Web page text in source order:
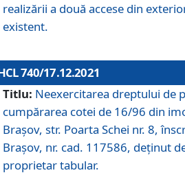
realizării a două accese din
existent.
740/17.12.2021
Titlu: Neexercitarea dreptului de
cumpărarea cotei de 16/96 din
Braşov, str. Poarta Schei nr. 8,
Brașov, nr. cad. 117586, deținut
proprietar tabular.